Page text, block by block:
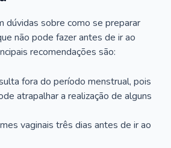
dúvidas sobre como se preparar
não pode fazer antes de ir ao
recomendações são:
fora do período menstrual, pois
atrapalhar a realização de alguns
vaginais três dias antes de ir ao